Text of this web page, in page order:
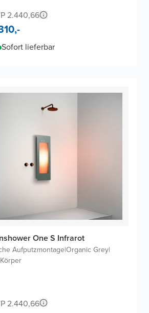
2.440,66
Sofort lieferbar
One S Infrarot
Aufputzmontage|Organic Grey|
2.440,66